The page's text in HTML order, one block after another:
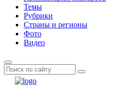
Темы
Рубрики
Страны и регионы
Фото
Видео